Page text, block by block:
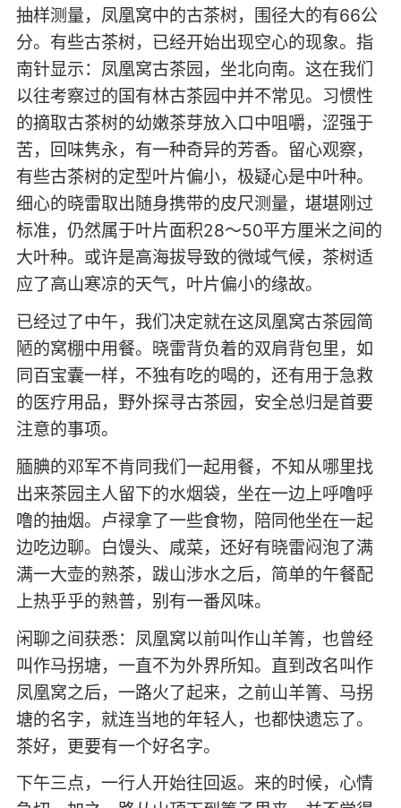
抽样测量，凤凰窝中的古茶树，围径大的有66公
分。有些古茶树，已经开始出现空心的现象。指
南针显示：凤凰窝古茶园，坐北向南。这在我们
以往考察过的国有林古茶园中并不常见。习惯性
的摘取古茶树的幼嫩茶芽放入口中咀嚼，涩强于
苦，回味隽永，有一种奇异的芳香。留心观察，
有些古茶树的定型叶片偏小，极疑心是中叶种。
细心的晓雷取出随身携带的皮尺测量，堪堪刚过
标准，仍然属于叶片面积28～50平方厘米之间的
大叶种。或许是高海拔导致的微域气候，茶树适
应了高山寒凉的天气，叶片偏小的缘故。
已经过了中午，我们决定就在这凤凰窝古茶园简
陋的窝棚中用餐。晓雷背负着的双肩背包里，如
同百宝囊一样，不独有吃的喝的，还有用于急救
的医疗用品，野外探寻古茶园，安全总归是首要
注意的事项。
腼腆的邓军不肯同我们一起用餐，不知从哪里找
出来茶园主人留下的水烟袋，坐在一边上呼噜呼
噜的抽烟。卢禄拿了一些食物，陪同他坐在一起
边吃边聊。白馒头、咸菜，还好有晓雷闷泡了满
满一大壶的熟茶，跋山涉水之后，简单的午餐配
上热乎乎的熟普，别有一番风味。
闲聊之间获悉：凤凰窝以前叫作山羊箐，也曾经
叫作马拐塘，一直不为外界所知。直到改名叫作
凤凰窝之后，一路火了起来，之前山羊箐、马拐
塘的名字，就连当地的年轻人，也都快遗忘了。
茶好，更要有一个好名字。
下午三点，一行人开始往回返。来的时候，心情